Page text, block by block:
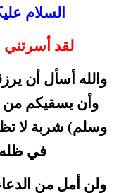
السلام
لقد أسرتني
والله أسأل أن
وأن يسقيكم من
وسلم) شربة لا
في ظله
ولن أمل من